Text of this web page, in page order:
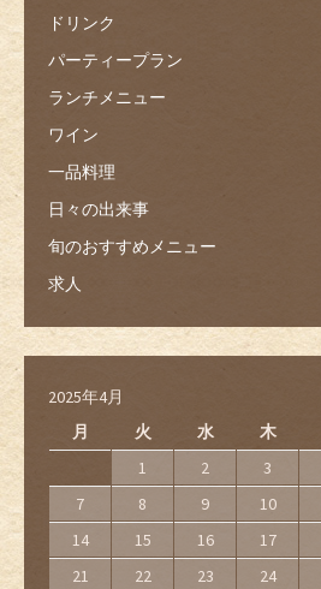
ドリンク
パーティープラン
ランチメニュー
ワイン
一品料理
日々の出来事
旬のおすすめメニュー
求人
2025年4月
月
火 水 木
1 2 3
7
8 9 10
14
15 16 17
21
22 23 24